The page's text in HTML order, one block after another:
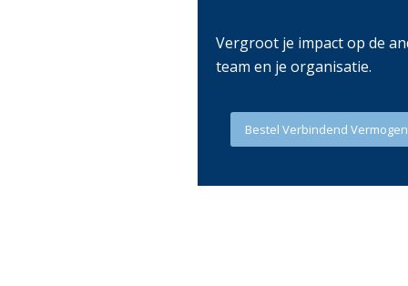
Vergroot je impact op de
team en je organisatie.
Bestel Verbindend Vermogen